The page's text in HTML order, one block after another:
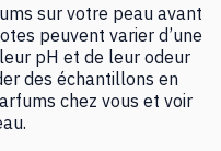
sur votre peau avant
peuvent varier d’une
pH et de leur odeur
des échantillons en
chez vous et voir